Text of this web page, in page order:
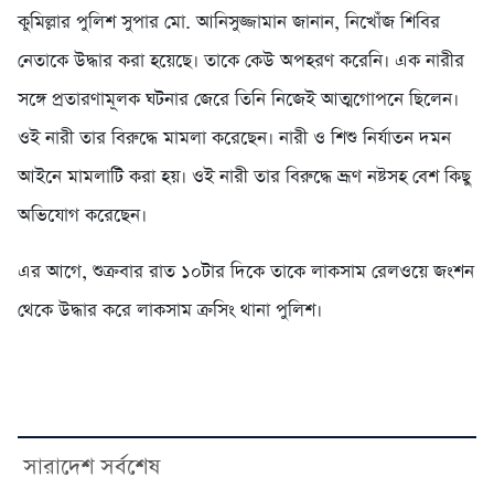
কুমিল্লার পুলিশ সুপার মো. আনিসুজ্জামান জানান, নিখোঁজ শিবির
নেতাকে উদ্ধার করা হয়েছে। তাকে কেউ অপহরণ করেনি। এক নারীর
সঙ্গে প্রতারণামূলক ঘটনার জেরে তিনি নিজেই আত্মগোপনে ছিলেন।
ওই নারী তার বিরুদ্ধে মামলা করেছেন। নারী ও শিশু নির্যাতন দমন
আইনে মামলাটি করা হয়। ওই নারী তার বিরুদ্ধে ভ্রূণ নষ্টসহ বেশ কিছু
অভিযোগ করেছেন।
এর আগে, শুক্রবার রাত ১০টার দিকে তাকে লাকসাম রেলওয়ে জংশন
থেকে উদ্ধার করে লাকসাম ক্রসিং থানা পুলিশ।
সারাদেশ সর্বশেষ